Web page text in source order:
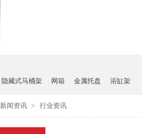
隐藏式马桶架 网箱 金属托盘 浴缸架
新闻资讯 > 行业资讯